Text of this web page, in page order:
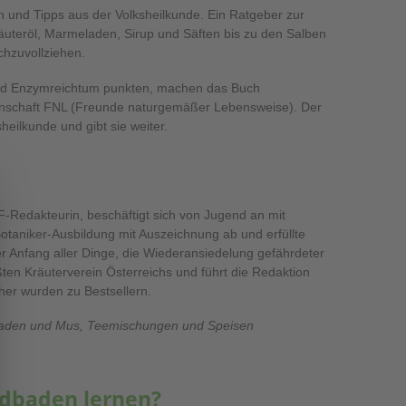
Tipps aus der Volksheilkunde. Ein Ratgeber zur
Marmeladen, Sirup und Säften bis zu den Salben
Enzymreichtum punkten, machen das Buch
FNL (Freunde naturgemäßer Lebensweise). Der
und gibt sie weiter.
Redakteurin, beschäftigt sich von Jugend an mit
Ausbildung mit Auszeichnung ab und erfüllte
aller Dinge, die Wiederansiedelung gefährdeter
Kräuterverein Österreichs und führt die Redaktion
wurden zu Bestsellern.
und Mus, Teemischungen und Speisen
lernen?